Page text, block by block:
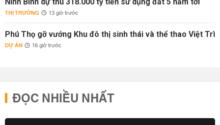
THỊ TRƯỜNG 13 giờ trước
Phú Thọ gỡ vướng Khu đô thị sinh thái và thể thao Việt Trì
DỰ ÁN 16 giờ trước
ĐỌC NHIỀU NHẤT